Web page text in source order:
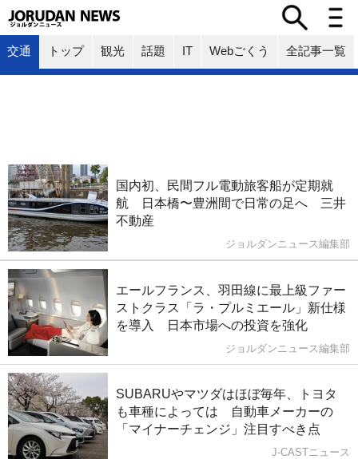
交通 トップ 観光 話題 IT Webごくう 全記事一覧
国内初、民間フル電動旅客船が定期就
航 日本橋〜豊洲間で日常の足へ 三井
不動産
ジョルダンニュース編集部
エールフランス、羽田線に最上級ファー
ストクラス「ラ・プルミエール」新仕様
を導入 日本市場への投資を強化
ジョルダンニュース編集部
SUBARUやマツダはほぼ毎年、トヨタ
も車種によっては 自動車メーカーの
「マイナーチェンジ」注目すべき点
J-CASTニュース